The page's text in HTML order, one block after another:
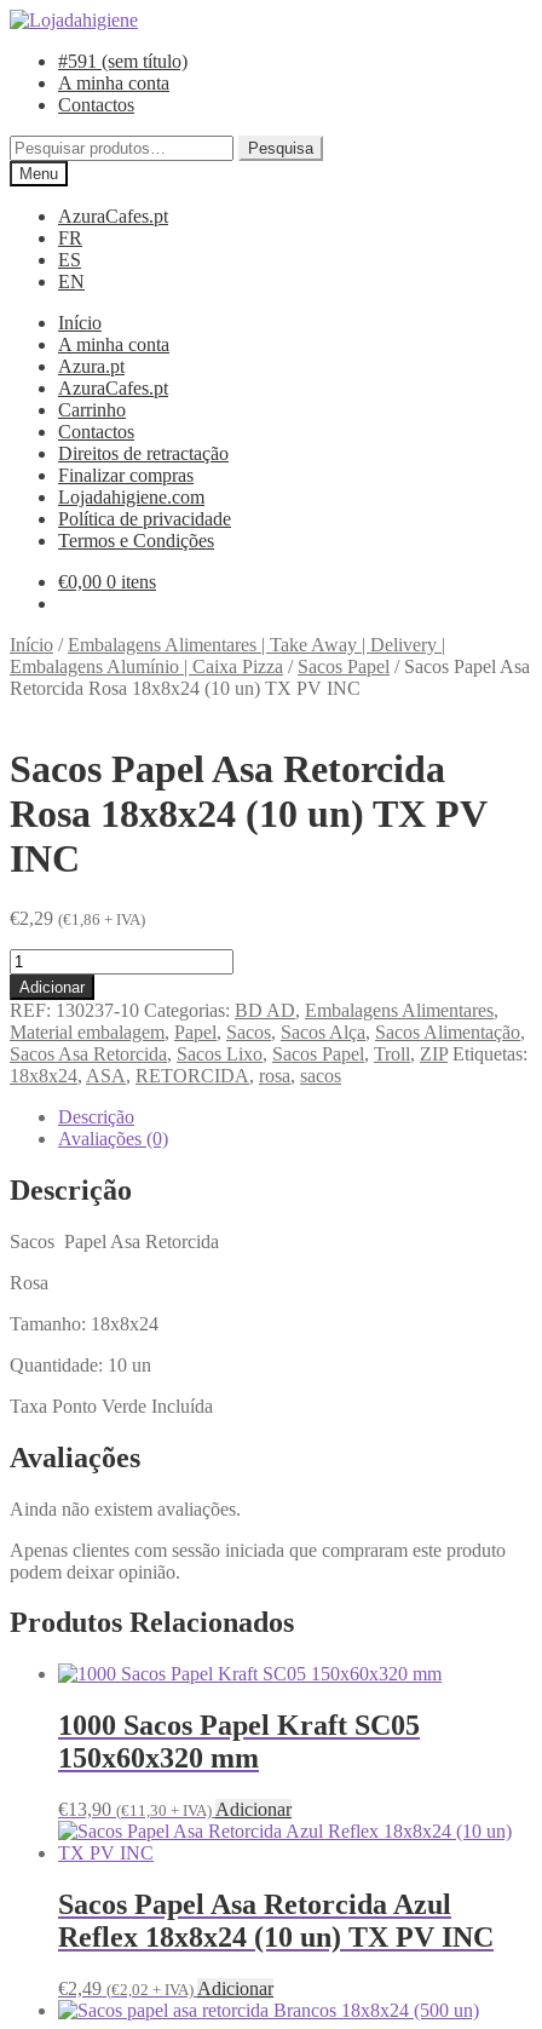
Ir
navegação
Saltar
conteúdo
#591 (sem título)
A minha conta
Contactos
Pesquisar
por:
Pesquisa
Menu
AzuraCafes.pt
FR
ES
EN
Início
A minha conta
Azura.pt
AzuraCafes.pt
Carrinho
Contactos
Direitos de retractação
Finalizar compras
Lojadahigiene.com
Política de privacidade
Termos e Condições
€0,00 0 itens
Início /Embalagens Alimentares | Take Away | Delivery |
Embalagens Alumínio | Caixa Pizza / Sacos Papel / Sacos Papel Asa
Retorcida Rosa 18x8x24 (10 un) TX PV INC
Sacos Papel Asa Retorcida
Rosa 18x8x24 (10 un) TX PV
INC
€2,29 (€1,86 + IVA)
Quantidade
de
Sacos
Papel
Asa
Retorcida
Rosa
18x8x24
TX
PV
Adicionar
REF: 130237-10 Categorias: BD AD, Embalagens Alimentares,
Material embalagem, Papel, Sacos, Sacos Alça, Sacos Alimentação,
Sacos Asa Retorcida, Sacos Lixo, Sacos Papel, Troll, ZIP Etiquetas:
18x8x24, ASA, RETORCIDA, rosa, sacos
Descrição
Avaliações (0)
Descrição
Sacos Papel Asa Retorcida
Rosa
Tamanho: 18x8x24
Quantidade: 10 un
Taxa Ponto Verde Incluída
Avaliações
Ainda não existem avaliações.
Apenas clientes com sessão iniciada que compraram este produto
podem deixar opinião.
Produtos Relacionados
1000 Sacos Papel Kraft SC05
150x60x320 mm
€13,90 (€11,30 + IVA) Adicionar
Sacos Papel Asa Retorcida Azul
Reflex 18x8x24 (10 un) TX PV INC
€2,49 (€2,02 + IVA) Adicionar